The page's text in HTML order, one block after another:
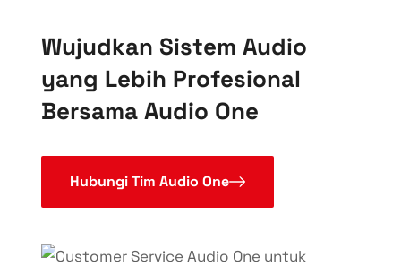
Wujudkan Sistem Audio
yang Lebih Profesional
Bersama Audio One
Hubungi Tim Audio One